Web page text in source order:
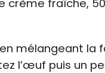
crème fraîche,
mélangeant la
l’œuf puis un